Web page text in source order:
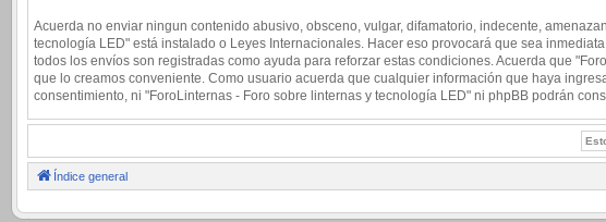
Acuerda no enviar ningun contenido abusivo, obsceno, vulgar, difamatorio, indecente,
tecnología LED" está instalado o Leyes Internacionales. Hacer eso provocará que sea
todos los envíos son registradas como ayuda para reforzar estas condiciones. Acuerda que
que lo creamos conveniente. Como usuario acuerda que cualquier información que haya
consentimiento, ni "ForoLinternas - Foro sobre linternas y tecnología LED" ni phpBB podrán
Índice general
.